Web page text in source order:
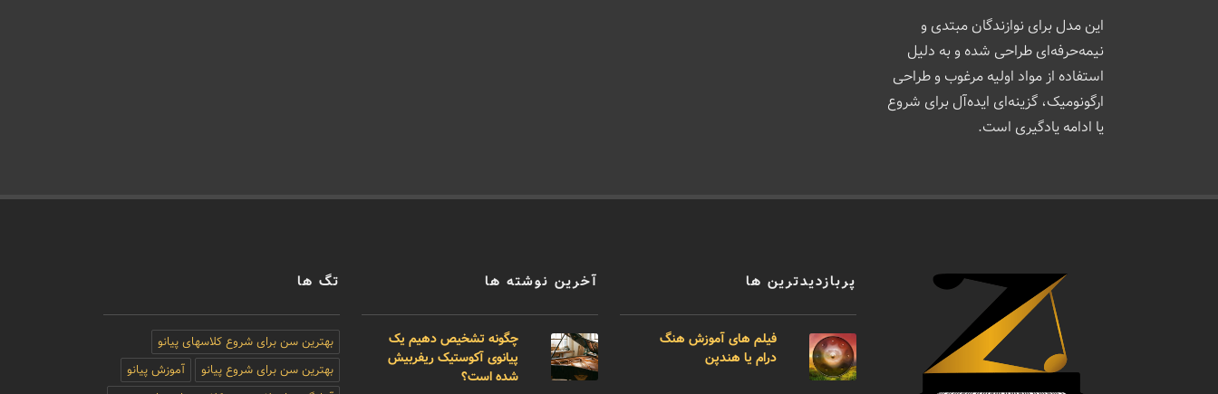
این مدل برای نوازندگان مبتدی و
نیمه‌حرفه‌ای طراحی شده و به دلیل
استفاده از مواد اولیه مرغوب و طراحی
ارگونومیک، گزینه‌ای ایده‌آل برای شروع
یا ادامه یادگیری است.
پربازدیدترین ها
فیلم های آموزش هنگ
درام یا هندپن
آخرین نوشته ها
چگونه تشخیص دهیم یک
پیانوی آکوستیک ریفربیش
شده است؟
تگ ها
بهترین سن برای شروع کلاسهای پیانو
بهترین سن برای شروع پیانو
آموزش پیانو